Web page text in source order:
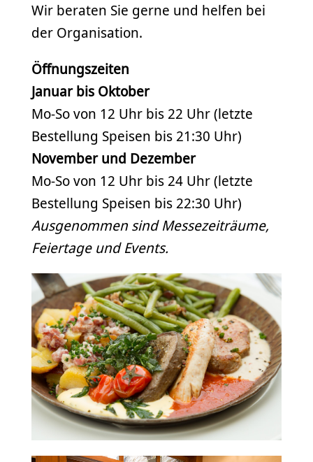
Wir beraten Sie gerne und helfen bei
der Organisation.
Öffnungszeiten
Januar bis Oktober
Mo-So von 12 Uhr bis 22 Uhr (letzte
Bestellung Speisen bis 21:30 Uhr)
November und Dezember
Mo-So von 12 Uhr bis 24 Uhr (letzte
Bestellung Speisen bis 22:30 Uhr)
Ausgenommen sind Messezeiträume,
Feiertage und Events.